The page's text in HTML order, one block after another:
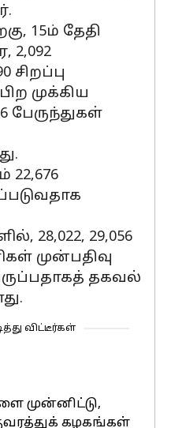
15ம் தேதி
2,092
சிறப்பு
முக்கிய
பேருந்துகள்
28,022, 29,056
முன்பதிவு
தகவல்
விட்டீர்கள்
முன்னிட்டு,
கழகங்கள்